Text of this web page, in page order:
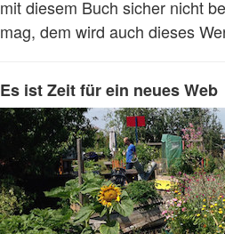
mit diesem Buch sicher nicht
mag, dem wird auch dieses
Es ist Zeit für ein neues Web